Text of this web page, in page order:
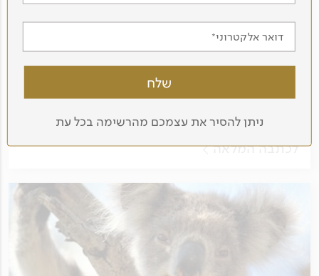
מאת החברה הגיאוגרפית
איפה כדאי לבקר באוסטרליה? לפניכם מידע על האתרים
המעניינים ביותר באוסטרליה, מהערים הגדולות סידני
ומלבורן, ועד אל נופיו המרהיבים של האי טסמניה –
לכתבה המלאה
דואר אלקטרוני
ניתן להסיר את עצמכם מהרשימה בכל עת